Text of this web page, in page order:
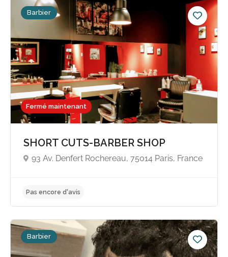
Fermé maintenant
Barbier
SHORT CUTS-BARBER SHOP
93 Av. Denfert Rochereau, 75014 Paris, France
Barbier